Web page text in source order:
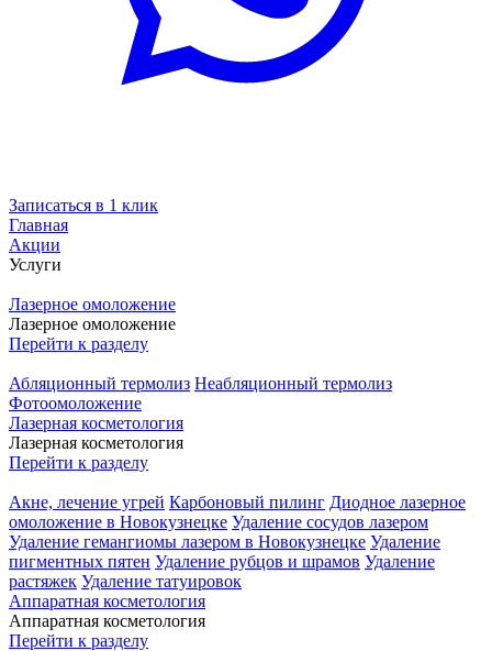
Записаться в 1 клик
Главная
Акции
Услуги
Лазерное омоложение
Лазерное омоложение
Перейти к разделу
Абляционный термолиз Неабляционный термолиз
Фотоомоложение
Лазерная косметология
Лазерная косметология
Перейти к разделу
Акне, лечение угрей Карбоновый пилинг Диодное лазерное
омоложение в Новокузнецке Удаление сосудов лазером
Удаление гемангиомы лазером в Новокузнецке Удаление
пигментных пятен Удаление рубцов и шрамов Удаление
растяжек Удаление татуировок
Аппаратная косметология
Аппаратная косметология
Перейти к разделу